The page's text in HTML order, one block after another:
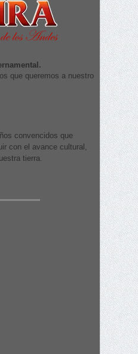
que queremos a nuestro
convencidos que
con el avance cultural,
tierra.